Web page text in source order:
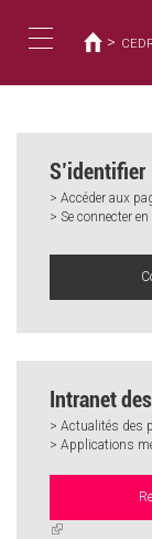
contenu
êtes
ici
>
S’identifier
> Accéder aux
> Se connecter
Intranet
> Actualités des
> Applications
(link